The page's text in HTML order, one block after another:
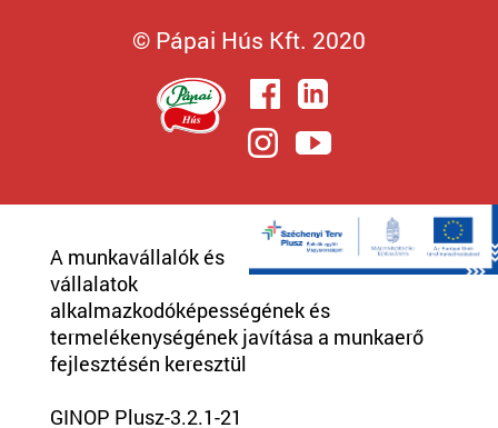
© Pápai Hús Kft. 2020
A munkavállalók és
vállalatok
alkalmazkodóképességének és
termelékenységének javítása a munkaerő
fejlesztésén keresztül
GINOP Plusz-3.2.1-21